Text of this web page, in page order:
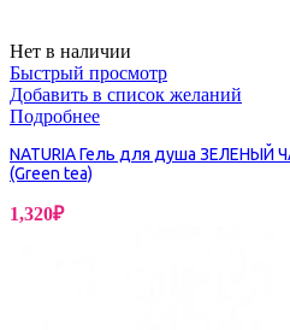
Нет в наличии
Быстрый просмотр
Добавить в список желаний
Подробнее
NATURIA Гель для душа ЗЕЛЕНЫЙ
(Green tea)
1,320₽